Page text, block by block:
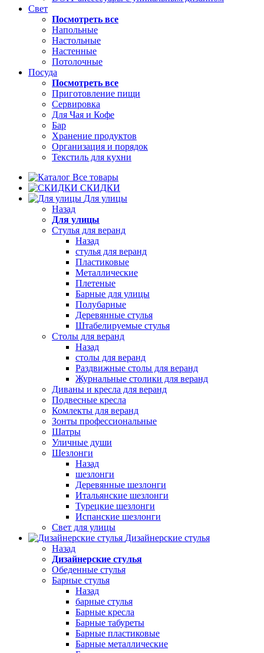
Свет
Посмотреть все
Напольные
Настольные
Настенные
Потолочные
Посуда
Посмотреть все
Приготовление пищи
Сервировка
Для Чая и Кофе
Бар
Хранение продуктов
Организация и порядок
Текстиль для кухни
Все товары
СКИДКИ
Для улицы
Назад
Для улицы
Стулья для веранд
Назад
стулья для веранд
Пластиковые
Металлические
Плетеные
Барные для улицы
Полубарные
Деревянные стулья
Штабелируемые стулья
Столы для веранд
Назад
столы для веранд
Раздвижные столы для веранд
Журнальные столики для веранд
Диваны и кресла для веранд
Подвесные кресла
Комлекты для веранд
Зонты профессиональные
Шатры
Уличные души
Шезлонги
Назад
шезлонги
Деревянные шезлонги
Итальянские шезлонги
Турецкие шезлонги
Испанские шезлонги
Свет для улицы
Дизайнерские стулья
Назад
Дизайнерские стулья
Обеденные стулья
Барные стулья
Назад
барные стулья
Барные кресла
Барные табуреты
Барные пластиковые
Барные металлические